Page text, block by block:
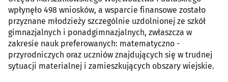
wpłynęło 498 wniosków, a wsparcie finansowe zostało
przyznane młodzieży szczególnie uzdolnionej ze szkół
gimnazjalnych i ponadgimnazjalnych, zwłaszcza w
zakresie nauk preferowanych: matematyczno -
przyrodniczych oraz uczniów znajdujących się w trudnej
sytuacji materialnej i zamieszkujących obszary wiejskie.